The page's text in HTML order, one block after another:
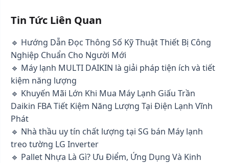
Tin Tức Liên Quan
🔹 Hướng Dẫn Đọc Thông Số Kỹ Thuật Thiết Bị Công
Nghiệp Chuẩn Cho Người Mới
🔹 Máy lạnh MULTI DAIKIN là giải pháp tiện ích và tiết
kiệm năng lượng
🔹 Khuyến Mãi Lớn Khi Mua Máy Lạnh Giấu Trần
Daikin FBA Tiết Kiệm Năng Lượng Tại Điện Lạnh Vĩnh
Phát
🔹 Nhà thầu uy tín chất lượng tại SG bán Máy lạnh
treo tường LG Inverter
🔹 Pallet Nhựa Là Gì? Ưu Điểm, Ứng Dụng Và Kinh